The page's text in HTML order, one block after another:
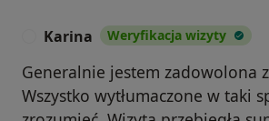
Karina Weryfikacja wizyty
Generalnie jestem zadowolona
Wszystko wytłumaczone w taki